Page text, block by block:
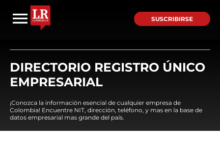
SUSCRIBIRSE
DIRECTORIO REGISTRO ÚNICO
EMPRESARIAL
¡Conozca la información esencial de cualquier empresa de
Colombia! Encuentre NIT, dirección, teléfono, y mas en la base de
datos empresarial mas grande del país.